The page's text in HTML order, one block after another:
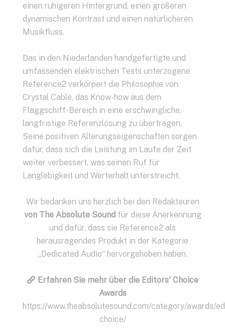
einen ruhigeren Hintergrund, einen größeren
dynamischen Kontrast und einen natürlicheren
Musikfluss.
Das in den Niederlanden handgefertigte und
umfassenden elektrischen Tests unterzogene
Reference2 verkörpert die Philosophie von
Crystal Cable, das Know-how aus dem
Flaggschiff-Bereich in eine erschwingliche,
langfristige Referenzlösung zu übertragen.
Seine positiven Alterungseigenschaften sorgen
dafür, dass sich die Leistung im Laufe der Zeit
weiter verbessert, was seinen Ruf für
Langlebigkeit und Werterhalt unterstreicht.
Wir bedanken uns herzlich bei den Redakteuren
von The Absolute Sound für diese Anerkennung
und dafür, dass sie Reference2 als
herausragendes Produkt in der Kategorie
„Dedicated Audio“ hervorgehoben haben.
Erfahren Sie mehr über die Editors' Choice
Awards
https://www.theabsolutesound.com/category/awards/
choice/